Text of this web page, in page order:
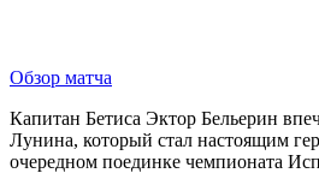
Обзор матча
Капитан Бетиса Эктор Бельерин
Лунина, который стал настоящим
очередном поединке чемпионата